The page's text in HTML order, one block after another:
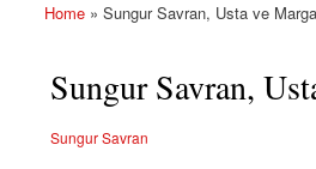
You are here
Home » Sungur Savran, Usta ve
Sungur Savran,
Sungur Savran